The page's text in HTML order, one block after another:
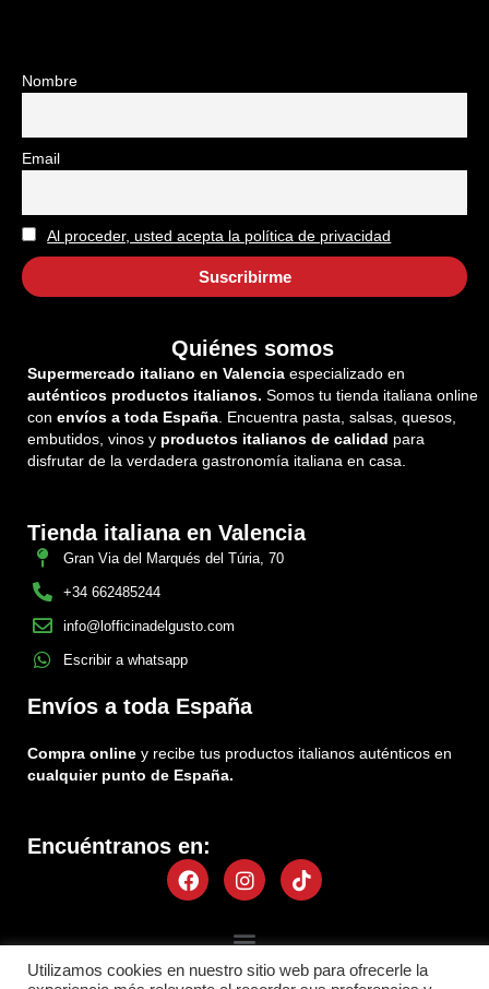
Nombre
Email
Al proceder, usted acepta la política de privacidad
Quiénes somos
Supermercado italiano en Valencia especializado en
auténticos productos italianos. Somos tu tienda italiana online
con envíos a toda España . Encuentra pasta, salsas, quesos,
embutidos, vinos y productos italianos de calidad para
disfrutar de la verdadera gastronomía italiana en casa.
Tienda italiana en Valencia
Gran Via del Marqués del Túria, 70
+34 662485244
info@lofficinadelgusto.com
Escribir a whatsapp
Envíos a toda España
Compra online y recibe tus productos italianos auténticos en
cualquier punto de España.
Encuéntranos en:
FacebookInstagram
Tiktok
Menu